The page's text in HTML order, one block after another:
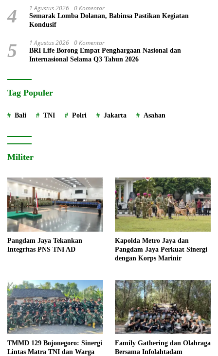
4 1 Agustus 2026 0 Komentar
Semarak Lomba Dolanan, Babinsa Pastikan Kegiatan
Kondusif
5 1 Agustus 2026 0 Komentar
BRI Life Borong Empat Penghargaan Nasional dan
Internasional Selama Q3 Tahun 2026
Tag Populer
Bali TNI Polri Jakarta Asahan
Militer
Pangdam Jaya Tekankan
Integritas PNS TNI AD
Kapolda Metro Jaya dan
Pangdam Jaya Perkuat Sinergi
dengan Korps Marinir
TMMD 129 Bojonegoro: Sinergi
Lintas Matra TNI dan Warga
Family Gathering dan Olahraga
Bersama Infolahtadam